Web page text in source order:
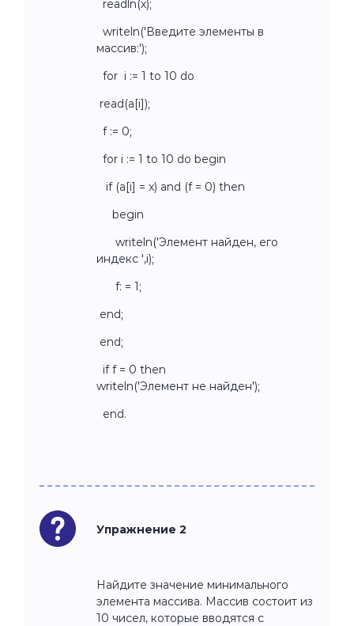
readln(x);
writeln('Введите элементы в
массив:');
for i := 1 to 10 do
read(a[i]);
f := 0;
for i := 1 to 10 do begin
if (a[i] = x) and (f = 0) then
begin
writeln('Элемент найден, его
индекс ',i);
f: = 1;
end;
end;
if f = 0 then
writeln('Элемент не найден');
end.
Упражнение 2
Найдите значение минимального
элемента массива. Массив состоит из
10 чисел, которые вводятся с